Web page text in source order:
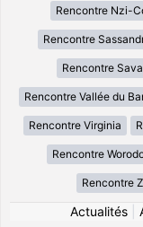
Rencontre Nzi-
Rencontre
Rencontre
Rencontre Vallée du
Rencontre Virginia
Rencontre
Rencontre
Actualités|